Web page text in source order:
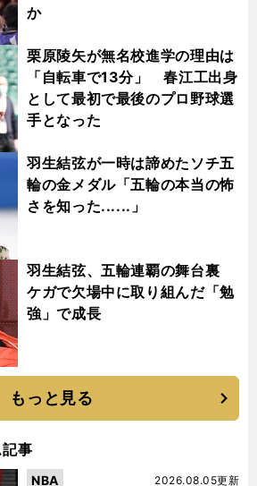
か
栗原陵矢が無名校進学の理由は
「自転車で13分」 春江工出身
として最初で最後のプロ野球選
手となった
羽生結弦が一時は諦めたソチ五
輪の金メダル「五輪の本当の怖
さを知った......」
羽生結弦、五輪連覇の舞台裏
ケガで欠場中に取り組んだ「勉
強」で成長
もっと見る
事
2026.08.05更新
NBA